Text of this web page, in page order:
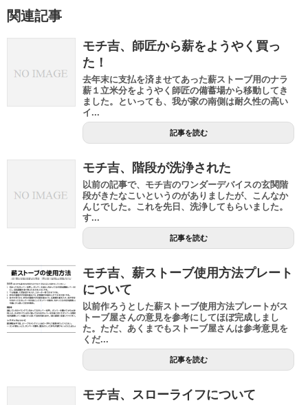
関連記事
モチ吉、師匠から薪をようやく買っ
た！
去年末に支払を済ませてあった薪ストーブ用のナラ
薪１立米分をようやく師匠の備蓄場から移動してき
ました。といっても、我が家の南側は耐久性の高い
イ...
記事を読む
モチ吉、階段が洗浄された
以前の記事で、モチ吉のワンダーデバイスの玄関階
段がきたなこいというのがありましたが、こんなか
んじでした。これを先日、洗浄してもらいました。
す...
記事を読む
モチ吉、薪ストーブ使用方法プレート
について
以前作ろうとした薪ストーブ使用方法プレートがス
トーブ屋さんの意見を参考にしてほぼ完成しまし
た。ただ、あくまでもストーブ屋さんは参考意見を
くだ...
記事を読む
モチ吉、スローライフについて